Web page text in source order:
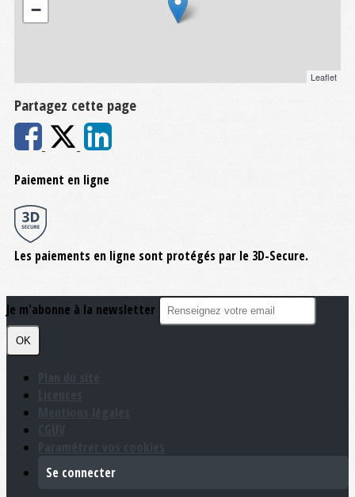
−
Leaflet
Partagez cette page
Paiement en ligne
Les paiements en ligne sont protégés par le 3D-Secure.
Je m'abonne à la newsletter
OK
Se connecter